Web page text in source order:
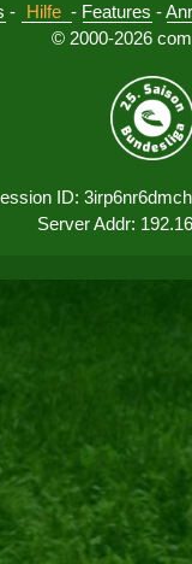
- Hilfe - Features -
© 2000-2026
ID:
Server Addr: